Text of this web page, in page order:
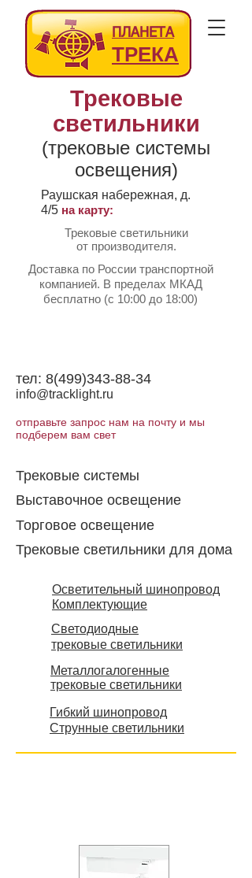
ПЛАНЕТА
ТРЕКА
Трековые
светильники
(трековые системы
освещения)
Раушская набережная, д.
4/5 на карту:
Трековые светильники
от производителя.
Доставка по России транспортной
компанией. В пределах МКАД
бесплатно (с 10:00 до 18:00)
тел: 8(499)343-88-34
info@tracklight.ru
отправьте запрос нам на почту и мы
подберем вам свет
Трековые системы
Выставочное освещение
Торговое освещение​
Трековые светильники для дома
Осветительный шинопровод
Комплектующие
Светодиодные
трековые светильники
Металлогалогенные
трековые светильники
Гибкий шинопровод
Струнные светильники